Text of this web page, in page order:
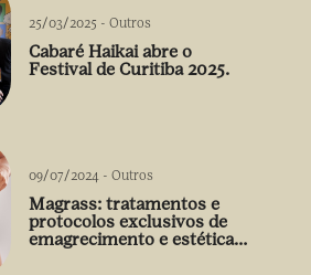
25/03/2025 - Outros
Cabaré Haikai abre o
Festival de Curitiba 2025.
09/07/2024 - Outros
Magrass: tratamentos e
protocolos exclusivos de
emagrecimento e estética